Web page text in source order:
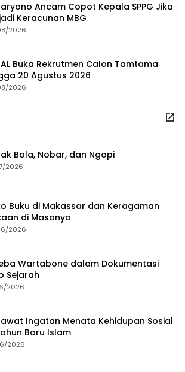
Ancam Copot Kepala SPPG Jika
Keracunan MBG
2026
AL Buka Rekrutmen Calon Tamtama
20 Agustus 2026
2026
Bola, Nobar, dan Ngopi
2026
Buku di Makassar dan Keragaman
di Masanya
2026
Wartabone dalam Dokumentasi
Sejarah
2026
Ingatan Menata Kehidupan Sosial
Baru Islam
2026